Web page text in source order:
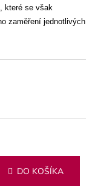
které se však
zaměření jednotlivých
DO KOŠÍKA